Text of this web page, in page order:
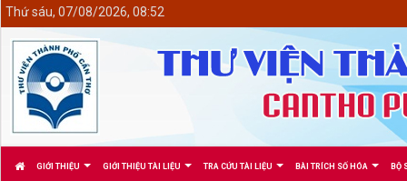
GIỚI THIỆU GIỚI THIỆU TÀI LIỆU TRA CỨU TÀI LIỆU BÀI TRÍCH SỐ HÓA BỘ
Thứ sáu, 07/08/2026, 08:52
<